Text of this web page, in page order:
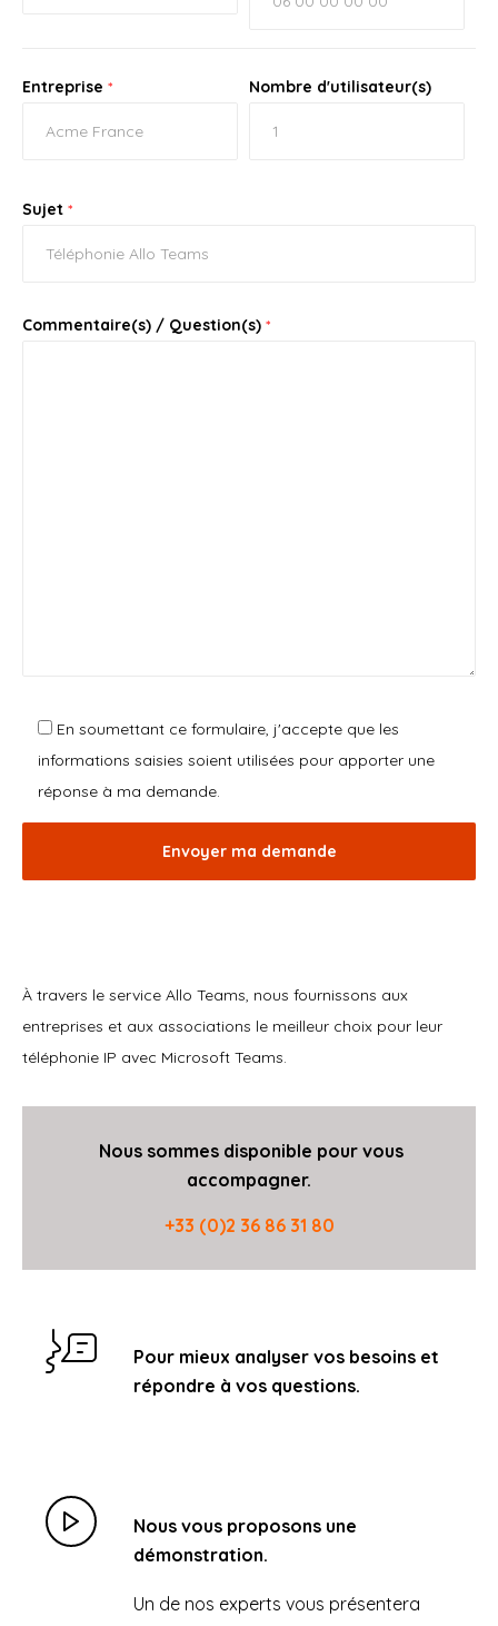
Entreprise * Nombre d'utilisateur(s)
Sujet *
Commentaire(s) / Question(s) *
En soumettant ce formulaire, j'accepte que les
informations saisies soient utilisées pour apporter une
réponse à ma demande.
À travers le service Allo Teams, nous fournissons aux
entreprises et aux associations le meilleur choix pour leur
téléphonie IP avec Microsoft Teams.
Nous sommes disponible pour vous
accompagner.
+33 (0)2 36 86 31 80
Pour mieux analyser vos besoins et
répondre à vos questions.
Nous vous proposons une
démonstration.
Un de nos experts vous présentera